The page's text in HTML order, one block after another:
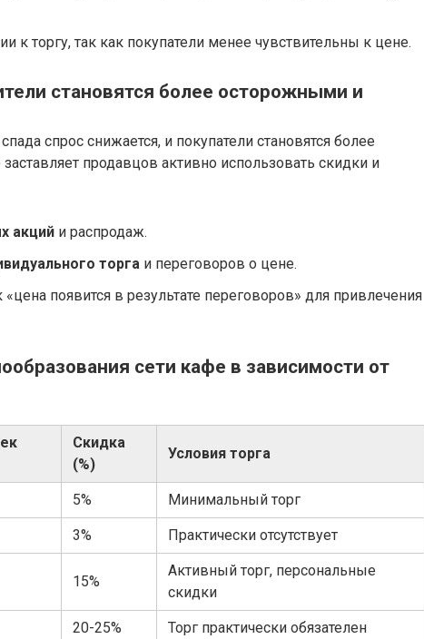
к торгу, так как покупатели менее чувствительны к цене.
становятся более осторожными и
спрос снижается, и покупатели становятся более
продавцов активно использовать скидки и
акций и распродаж.
торга и переговоров о цене.
появится в результате переговоров» для привлечения
сети кафе в зависимости от
Скидка
(%)
Условия торга
5% Минимальный торг
3% Практически отсутствует
15%
Активный торг, персональные
скидки
20-25% Торг практически обязателен